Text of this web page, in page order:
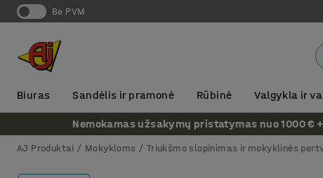
Be PVM
Biuras Sandėlis ir pramonė Rūbinė Valgykla ir
Nemokamas užsakymų pristatymas nuo 1000 €
AJ Produktai Mokykloms Triukšmo slopinimas ir mokyklinės